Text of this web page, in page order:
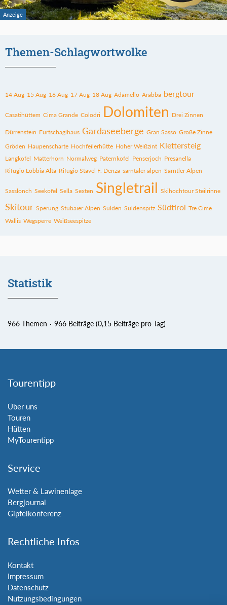
Themen-Schlagwortwolke
14 Aug 15 Aug 16 Aug 17 Aug 18 Aug Adamello Arabba bergtour
Casatihüttem Cima Grande Colodri Dolomiten Drei Zinnen
Dürrenstein Furtschaglhaus Gardaseeberge Gran Sasso Große Zinne
Gröden Haupenscharte Hochfeilerhütte Hoher Weißzint Klettersteig
Langkofel Matterhorn Normalweg Paternkofel Penserjoch Presanella
Rifugio Lobbia Alta Rifugio Stavel F. Denza sarntaler alpen Sarntler Alpen
Sasslonch Seekofel Sella Sexten Singletrail Skihochtour Steilrinne
Skitour Sperung Stubaier Alpen Sulden Suldenspitz Südtirol Tre Cime
Wallis Wegsperre Weißseespitze
Statistik
966 Themen 966 Beiträge (0,15 Beiträge pro Tag)
Tourentipp
Über uns
Touren
Hütten
MyTourentipp
Service
Wetter & Lawinenlage
Bergjournal
Gipfelkonferenz
Rechtliche Infos
Kontakt
Impressum
Datenschutz
Nutzungsbedingungen